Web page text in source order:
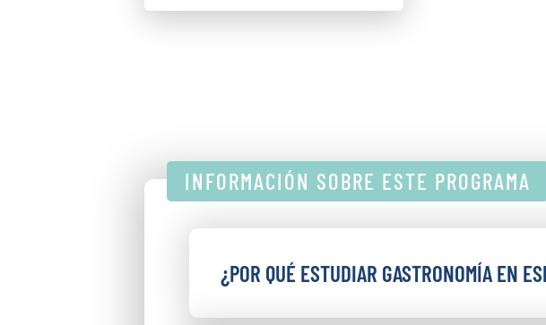
INFORMACIÓN SOBRE ESTE PROGRAMA
¿POR QUÉ ESTUDIAR GASTRONOMÍA EN